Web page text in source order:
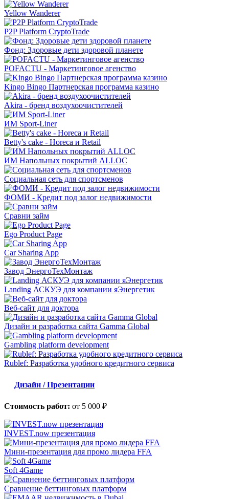
Yellow Wanderer
P2P Platform CryptoTrade
Фонд: Здоровые дети здоровой планете
POFACTU - Маркетинговое агенство
Kingo Bingo Партнерская программа казино
Akira - бренд воздухоочистителей
ИМ Sport-Liner
Betty's cake - Horeca и Retail
ИМ Напольных покрытий ALLOC
Социальная сеть для спортсменов
ФОМИ - Кредит под залог недвижимости
Сравни займ
Ego Product Page
Car Sharing App
Завод ЭнергоТехМонтаж
Landing АСКУЭ для компании яЭнергетик
Веб-сайт для доктора
Дизайн и разработка сайта Gamma Global
Gambling platform development
Rublef: Разработка удобного кредитного сервиса
Дизайн / Презентации
Стоимость работ: от 5 000 ₽
INVEST.now презентация
Мини-презентация для промо лидера FFA
Soft 4Game
Сравнение беттинговых платформ